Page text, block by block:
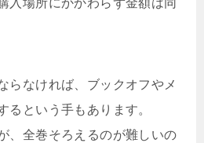
入場所にかかわらず金額は同
らなければ、ブックオフやメ
るという手もあります。
、全巻そろえるのが難しいの